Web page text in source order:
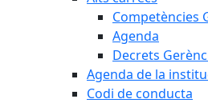
Competències
Agenda
Decrets
Agenda de la
Codi de conducta